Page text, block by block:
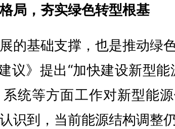
局，夯实绿色转型根基
的基础支撑，也是推动绿
议》提出“加快建设新型
统等方面工作对新型能
识到，当前能源结构调整